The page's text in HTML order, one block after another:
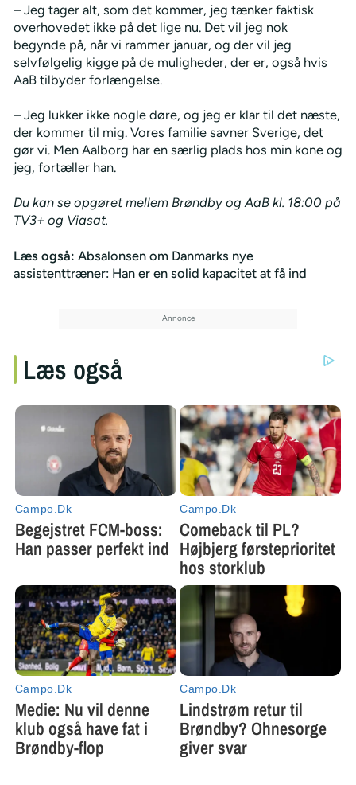
– Jeg tager alt, som det kommer, jeg tænker faktisk
overhovedet ikke på det lige nu. Det vil jeg nok
begynde på, når vi rammer januar, og der vil jeg
selvfølgelig kigge på de muligheder, der er, også hvis
AaB tilbyder forlængelse.
– Jeg lukker ikke nogle døre, og jeg er klar til det næste,
der kommer til mig. Vores familie savner Sverige, det
gør vi. Men Aalborg har en særlig plads hos min kone og
jeg, fortæller han.
Du kan se opgøret mellem Brøndby og AaB kl. 18:00 på
TV3+ og Viasat.
Læs også: Absalonsen om Danmarks nye
assistenttræner: Han er en solid kapacitet at få ind